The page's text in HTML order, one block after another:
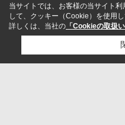
当サイトでは、お客様の当サイト
して、クッキー（Cookie）を使用し
詳しくは、当社の 「Cookieの取扱